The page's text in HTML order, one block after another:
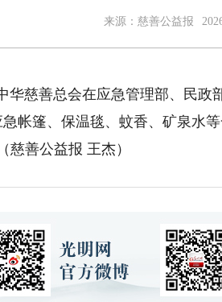
来源： 慈善公益报
慈善总会在应急管理部、民政
帐篷、保温毯、蚊香、矿泉水
善公益报 王杰）